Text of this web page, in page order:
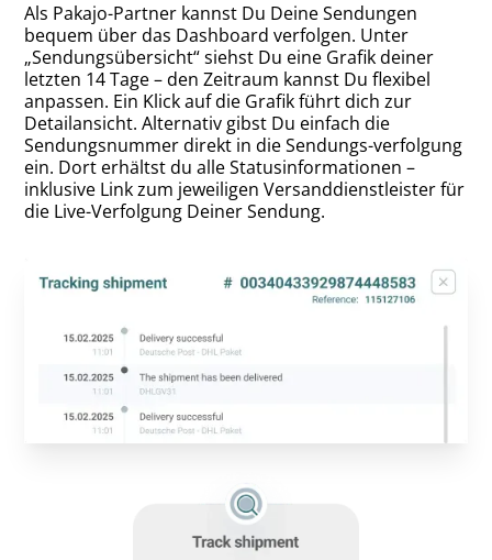
Als Pakajo-Partner kannst Du Deine Sendungen
bequem über das Dashboard verfolgen. Unter
„Sendungsübersicht“ siehst Du eine Grafik deiner
letzten 14 Tage – den Zeitraum kannst Du flexibel
anpassen. Ein Klick auf die Grafik führt dich zur
Detailansicht. Alternativ gibst Du einfach die
Sendungsnummer direkt in die Sendungs-verfolgung
ein. Dort erhältst du alle Statusinformationen –
inklusive Link zum jeweiligen Versanddienstleister für
die Live-Verfolgung Deiner Sendung.